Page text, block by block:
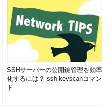
SSHサーバーの公開鍵管理を効率
化するには？ ssh-keyscanコマン
ド